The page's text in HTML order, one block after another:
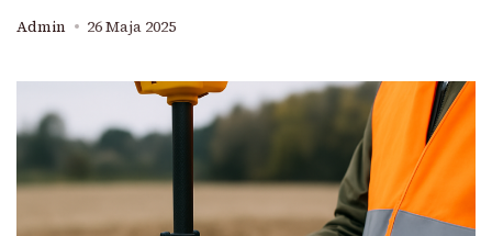
Admin 26 Maja 2025